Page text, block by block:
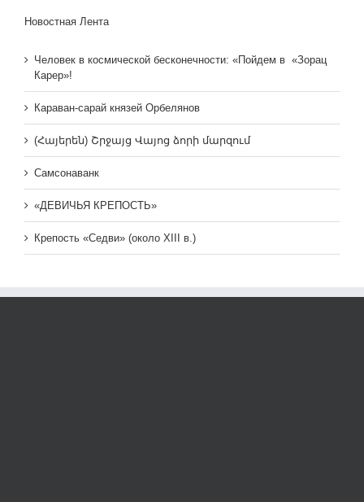
Новостная Лента
Человек в космической бесконечности: «Пойдем в «Зорац
Карер»!
Караван-сарай князей Орбелянов
(Հայերեն) Շրջայց Վայոց ձորի մարզում
Самсонаванк
«ДЕВИЧЬЯ КРЕПОСТЬ»
Крепость «Седви» (около XIII в.)